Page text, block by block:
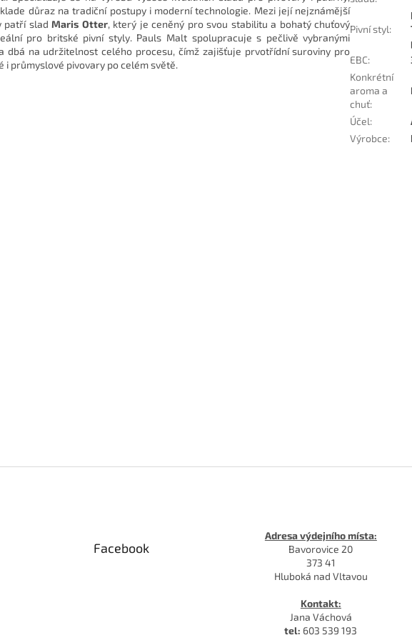
důraz na tradiční postupy i moderní technologie. Mezi její nejznámější
patří slad Maris Otter, který je ceněný pro svou stabilitu a bohatý chuťový
pro britské pivní styly. Pauls Malt spolupracuje s pečlivě vybranými
dbá na udržitelnost celého procesu, čímž zajišťuje prvotřídní suroviny pro
i průmyslové pivovary po celém světě.
Pivní styl:
EBC:
Konkrétní
aroma a
chuť:
Účel:
Výrobce:
Facebook
Adresa výdejního místa:
Bavorovice 20
373 41
Hluboká nad Vltavou
Kontakt:
Jana Váchová
tel: 603 539 193